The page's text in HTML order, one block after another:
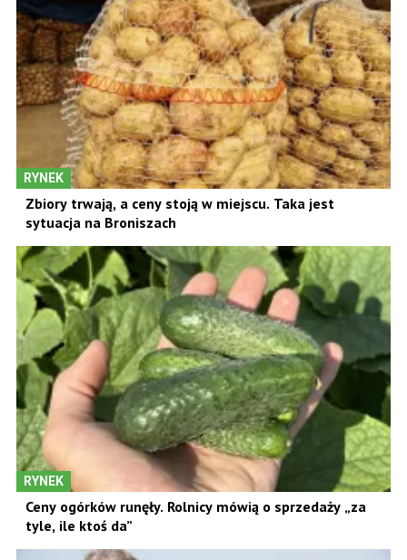
RYNEK
Zbiory trwają, a ceny stoją w miejscu. Taka jest
sytuacja na Broniszach
RYNEK
Ceny ogórków runęły. Rolnicy mówią o sprzedaży „za
tyle, ile ktoś da”